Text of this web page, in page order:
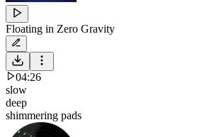
Floating in Zero Gravity
04:26
slow
deep
shimmering pads